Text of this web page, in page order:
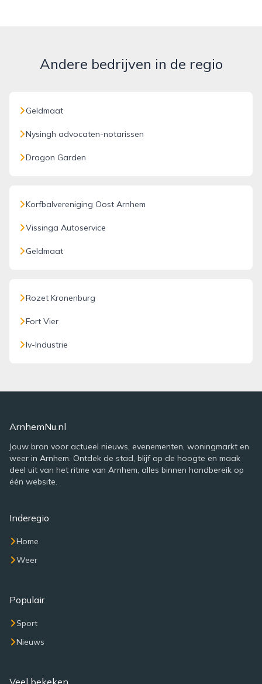
Andere bedrijven in de regio
Geldmaat
Nysingh advocaten-notarissen
Dragon Garden
Korfbalvereniging Oost Arnhem
Vissinga Autoservice
Geldmaat
Rozet Kronenburg
Fort Vier
Iv-Industrie
ArnhemNu.nl
Jouw bron voor actueel nieuws, evenementen, woningmarkt en
weer in Arnhem. Ontdek de stad, blijf op de hoogte en maak
deel uit van het ritme van Arnhem, alles binnen handbereik op
één website.
Inderegio
Home
Weer
Populair
Sport
Nieuws
Veel bekeken